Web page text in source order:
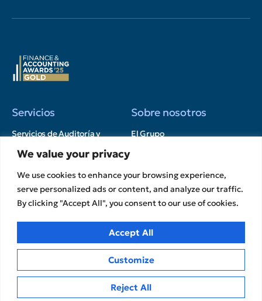
We value your privacy
We use cookies to enhance your browsing experience,
serve personalized ads or content, and analyze our traffic.
By clicking "Accept All", you consent to our use of cookies.
Customize
Reject All
Accept All
Servicios
Servicios de Auditoría y
Financiero Servicios de
asesoramiento
Servicios de Desarrollo e
Innovación
fiscales
Sobre nosotros
El Grupo
profesionales
Asociaciones estratégicas
Afiliaciones
Ponte en contacto con
Perspectivas
Política de privacidad